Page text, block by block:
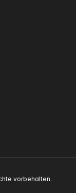
vorbehalten.